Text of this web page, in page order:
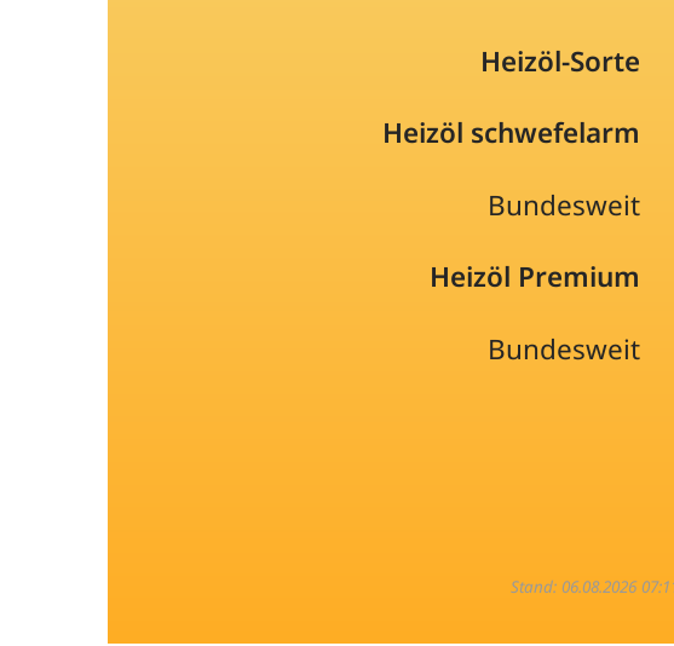
Heizöl-Sorte
Heizöl schwefelarm
Bundesweit
Heizöl Premium
Bundesweit
Stand: 06.08.2026